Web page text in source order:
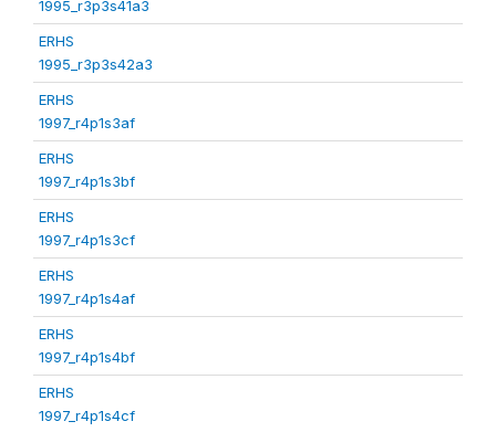
1995_r3p3s41a3
ERHS
1995_r3p3s42a3
ERHS
1997_r4p1s3af
ERHS
1997_r4p1s3bf
ERHS
1997_r4p1s3cf
ERHS
1997_r4p1s4af
ERHS
1997_r4p1s4bf
ERHS
1997_r4p1s4cf